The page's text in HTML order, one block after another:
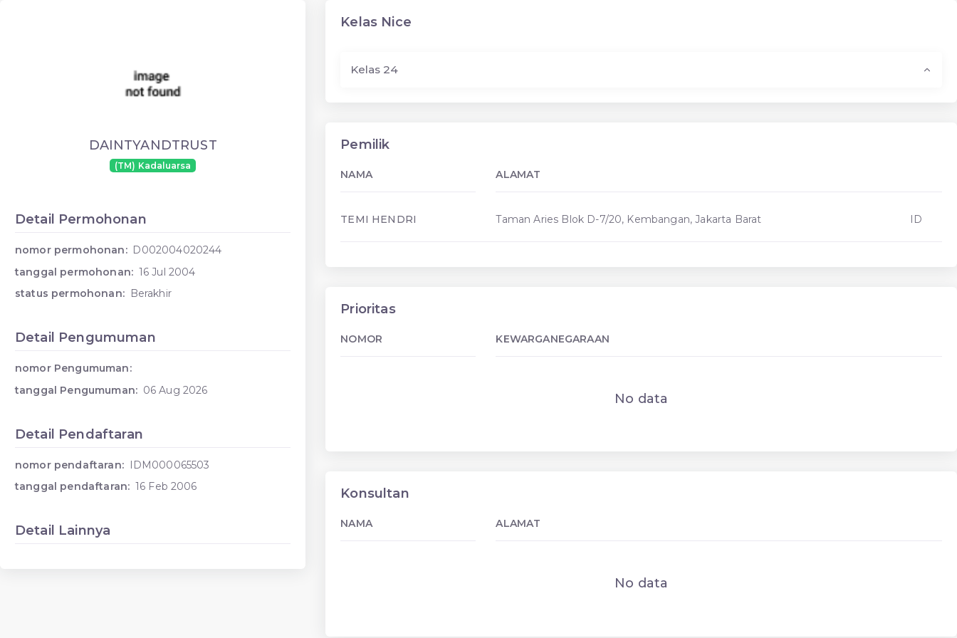
DAINTYANDTRUST
(TM) Kadaluarsa
Detail Permohonan
nomor permohonan: D002004020244
tanggal permohonan: 16 Jul 2004
status permohonan: Berakhir
Detail Pengumuman
nomor Pengumuman:
tanggal Pengumuman: 06 Aug 2026
Detail Pendaftaran
nomor pendaftaran: IDM000065503
tanggal pendaftaran: 16 Feb 2006
Detail Lainnya
Kelas Nice
Kelas 24
Pemilik
NAMA ALAMAT
TEMI HENDRI Taman Aries Blok D-7/20, Kembangan, Jakarta Barat ID
Prioritas
NOMOR KEWARGANEGARAAN
No data
Konsultan
NAMA ALAMAT
No data